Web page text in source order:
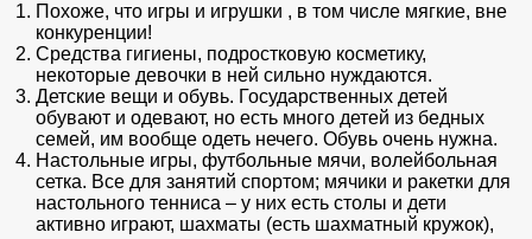
Похоже, что игры и игрушки , в том числе мягкие, вне
конкуренции!
Средства гигиены, подростковую косметику,
некоторые девочки в ней сильно нуждаются.
Детские вещи и обувь. Государственных детей
обувают и одевают, но есть много детей из бедных
семей, им вообще одеть нечего. Обувь очень нужна.
Настольные игры, футбольные мячи, волейбольная
сетка. Все для занятий спортом; мячики и ракетки для
настольного тенниса – у них есть столы и дети
активно играют, шахматы (есть шахматный кружок),